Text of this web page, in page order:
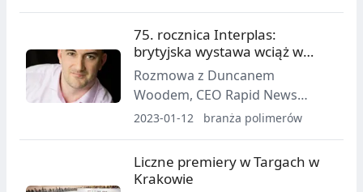
powierzchni wystawienniczej, co
sugeruje, że będą to jedne z
najlepszych targów w ostatnich
latach.
75. rocznica Interplas:
brytyjska wystawa wciąż w
dobrej kondycji
Rozmowa z Duncanem
Woodem, CEO Rapid News
Group
2023-01-12 branża polimerów
Liczne premiery w Targach w
Krakowie